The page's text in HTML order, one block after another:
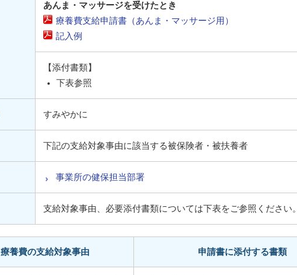
あんま・マッサージを受けたとき
療養費支給申請書（あんま・マッサージ用）
記入例
【添付書類】
下表参照
すみやかに
下記の支給対象事由に該当する被保険者・被扶養者
事業所の健保担当部署
支給対象事由、必要添付書類については下表をご参照ください。
療養費の支給対象事由 申請書に添付する書類